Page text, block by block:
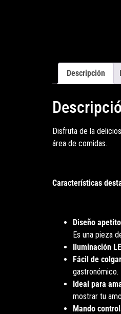
Descripción
Disfruta de la
área de comidas.
Características
Diseño
Es una pieza
Iluminación
Fácil de
gastronómico.
Ideal para
mostrar tu
Mando